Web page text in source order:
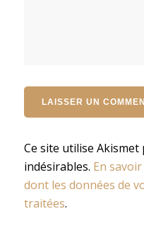
Ce site utilise
indésirables. En
dont les données de
traitées.